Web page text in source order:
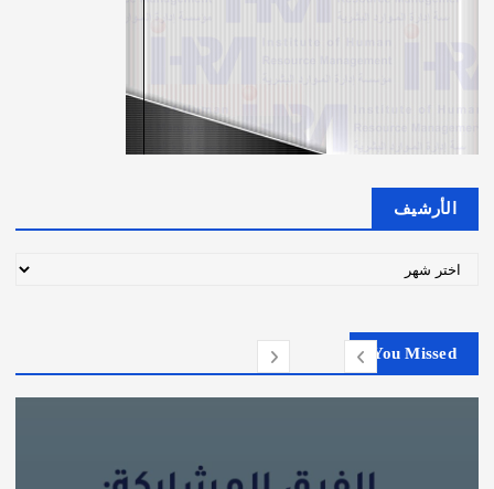
الأرشيف
You Missed